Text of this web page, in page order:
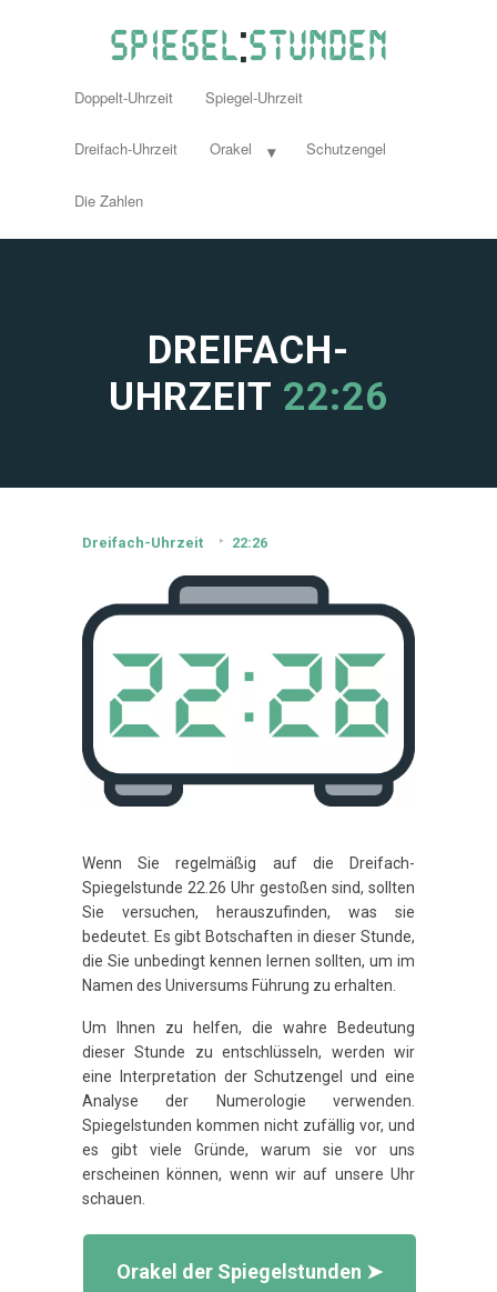
Doppelt-Uhrzeit Spiegel-Uhrzeit
Dreifach-Uhrzeit Orakel Schutzengel
Die Zahlen
DREIFACH-
UHRZEIT 22:26
Dreifach-Uhrzeit 22:26
Wenn Sie regelmäßig auf die Dreifach-
Spiegelstunde 22.26 Uhr gestoßen sind, sollten
Sie versuchen, herauszufinden, was sie
bedeutet. Es gibt Botschaften in dieser Stunde,
die Sie unbedingt kennen lernen sollten, um im
Namen des Universums Führung zu erhalten.
Um Ihnen zu helfen, die wahre Bedeutung
dieser Stunde zu entschlüsseln, werden wir
eine Interpretation der Schutzengel und eine
Analyse der Numerologie verwenden.
Spiegelstunden kommen nicht zufällig vor, und
es gibt viele Gründe, warum sie vor uns
erscheinen können, wenn wir auf unsere Uhr
schauen.
Orakel der Spiegelstunden ➤